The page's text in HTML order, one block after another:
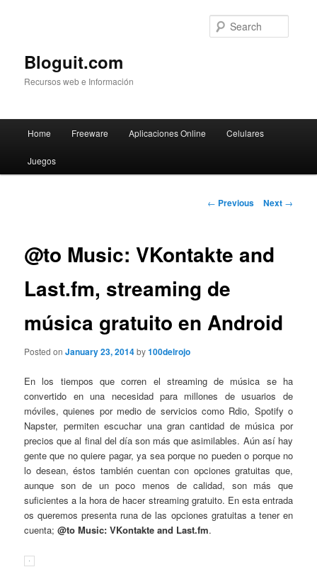
Bloguit.com
Recursos web e Información
Skip
to
Home Freeware Aplicaciones Online Celulares
Juegos
Post
← Previous Next →
@to Music: VKontakte and
Last.fm, streaming de
música gratuito en Android
Posted onJanuary 23, 2014by100delrojo
En los tiempos que corren el streaming de música se ha
convertido en una necesidad para millones de usuarios de
móviles, quienes por medio de servicios como Rdio, Spotify o
Napster, permiten escuchar una gran cantidad de música por
precios que al final del día son más que asimilables. Aún así hay
gente que no quiere pagar, ya sea porque no pueden o porque no
lo desean, éstos también cuentan con opciones gratuitas que,
aunque son de un poco menos de calidad, son más que
suficientes a la hora de hacer streaming gratuito. En esta entrada
os queremos presenta runa de las opciones gratuitas a tener en
cuenta;@to Music: VKontakte and Last.fm.